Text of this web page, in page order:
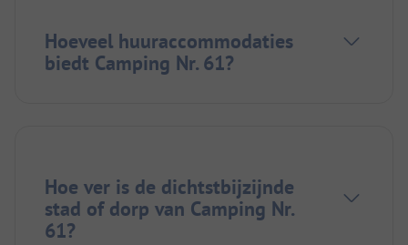
Hoeveel huuraccommodaties
biedt Camping Nr. 61?
Hoe ver is de dichtstbijzijnde
stad of dorp van Camping Nr.
61?